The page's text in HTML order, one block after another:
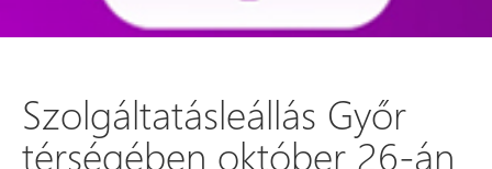
Szolgáltatásleállás Győr
térségében október 26-án